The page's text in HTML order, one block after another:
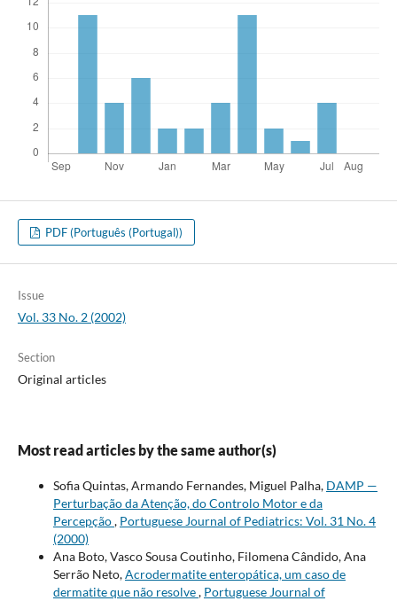
PDF (Português (Portugal))
Issue
Vol. 33 No. 2 (2002)
Section
Original articles
Most read articles by the same author(s)
Sofia Quintas, Armando Fernandes, Miguel Palha, DAMP —
Perturbação da Atenção, do Controlo Motor e da
Percepção, Portuguese Journal of Pediatrics: Vol. 31 No. 4
(2000)
Ana Boto, Vasco Sousa Coutinho, Filomena Cândido, Ana
Serrão Neto,Acrodermatite enteropática, um caso de
dermatite que não resolve, Portuguese Journal of